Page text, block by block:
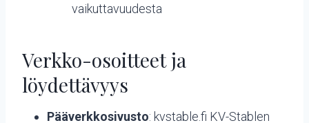
vaikuttavuudesta
Verkko-osoitteet ja
löydettävyys
Pääverkkosivusto: kvstable.fi KV-Stablen